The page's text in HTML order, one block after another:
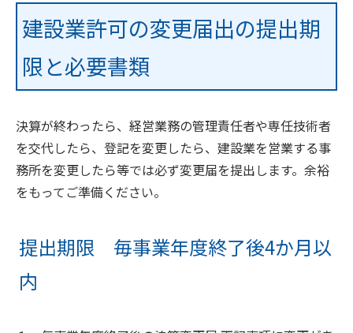
建設業許可の変更届出の提出期
限と必要書類
決算が終わったら、経営業務の管理責任者や専任技術者
を交代したら、登記を変更したら、建設業を営業する事
務所を変更したら等では必ず変更届を提出します。余裕
をもってご準備ください。
提出期限 毎事業年度終了後4か月以
内